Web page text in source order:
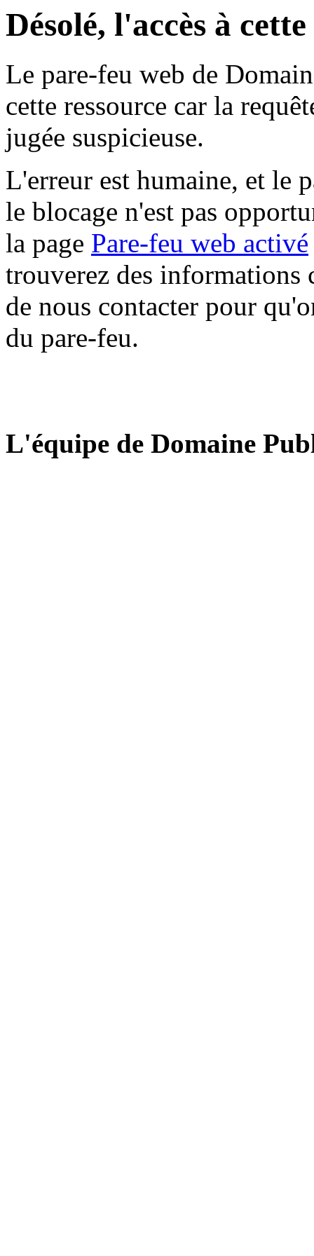
Désolé, l'accès à
Le pare-feu web de
cette ressource car la
jugée suspicieuse.
L'erreur est humaine, et le
le blocage n'est pas
la page Pare-feu web activé
trouverez des informations
de nous contacter pour
du pare-feu.
L'équipe de Domaine